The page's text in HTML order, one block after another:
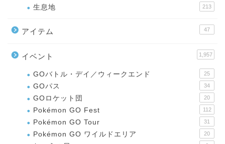
生息地 213
アイテム 47
イベント 1,957
GOバトル・デイ／ウィークエンド 25
GOパス 34
GOロケット団 20
Pokémon GO Fest 112
Pokémon GO Tour 31
Pokémon GO ワイルドエリア 20